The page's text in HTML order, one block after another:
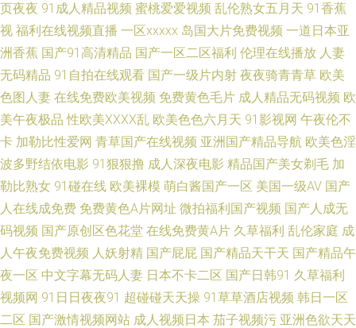
人妻黑丝观看 成人库社区 日韩老师AV 91传媒 东方AV在线正在进入 先锋最
新资源av在线 黑丝综合网 日韩美女大片 欧亚A片 欧美性爱在线A 久热精品色
情 九一精品网站 福利影院啪啪啪AV 成人午夜剧场av 91综合视频 91丝袜在
线 91大神呆哥视频模特 91免费高清视频 91蝌蚪色九色老逼 超踫成人电影
深夜福利导航 91起操 久草网精品在线 影音先锋看素人 久久五月91 婷婷五月
影院 91国产A wwwcom麻豆色色 狠狠干久久日 三级无码不卡 91传媒在线观
看成人版 大香蕉视频 成全影院热门电视剧 99久热re在线品种 91色女导航 国
页夜夜 91成人精品视频 蜜桃爱爱视频 乱伦熟女五月天 91香蕉
视 福利在线视频直播 一区xxxxx 岛国大片免费视频 一道日本亚
洲香蕉 国产91高清精品 国产一区二区福利 伦理在线播放 人妻
无码精品 91自拍在线观看 国产一级片内射 夜夜骑青青草 欧美
色图人妻 在线免费欧美视频 免费黄色毛片 成人精品无码视频 欧
美午夜极品 性欧美ⅩⅩⅩⅩ乱 欧美色色六月天 91影视网 午夜伦不
卡 加勒比性爱网 青草国产在线视频 亚洲国产精品导航 欧美色淫
波多野结依电影 91狠狠撸 成人深夜电影 精品国产美女剃毛 加
勒比熟女 91碰在线 欧美裸模 萌白酱国产一区 美国一级AV 国产
人在线成免费 免费黄色A片网址 微拍福利国产视频 国产人成无
码视频 国产原创区色花堂 在线免费黄A片 久草福利 乱伦家庭 成
人午夜免费视频 人妖射精 国产屁屁 国产精品天干天 国产精品午
夜一区 中文字幕无码人妻 日本不卡二区 国产日韩91 久草福利
视频网 91日日夜夜91 超碰碰天天操 91草草酒店视频 韩日一区
二区 国产激情视频网站 成人视频日本 茄子视频污 亚洲色欲天天